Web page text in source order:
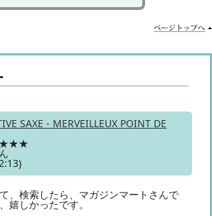
SAXE - MERVEILLEUX POINT DE
、検索したら、マガジンマートさんで
嬉しかったです。